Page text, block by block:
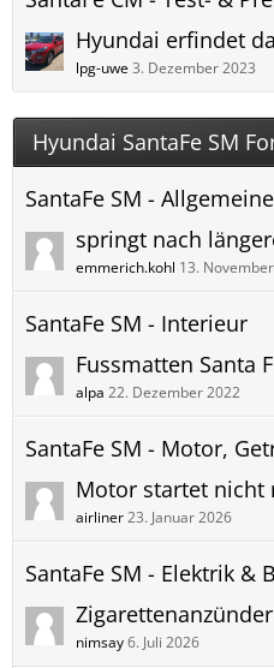
Hyundai erfindet
lpg-uwe3. Dezember 2023
Hyundai SantaFe SM
SantaFe SM -
emmerich.kohl 13.
SantaFe SM - Interieur
Fussmatten Santa
alpa 22. Dezember 2022
SantaFe SM - Motor,
Motor startet nicht
airliner23. Januar 2026
SantaFe SM - Elektrik &
nimsay6. Juli 2026